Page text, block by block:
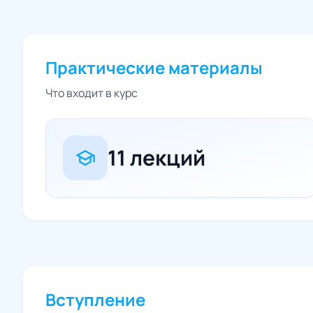
Практические материалы
Что входит в курс
school 11 лекций
Вступление